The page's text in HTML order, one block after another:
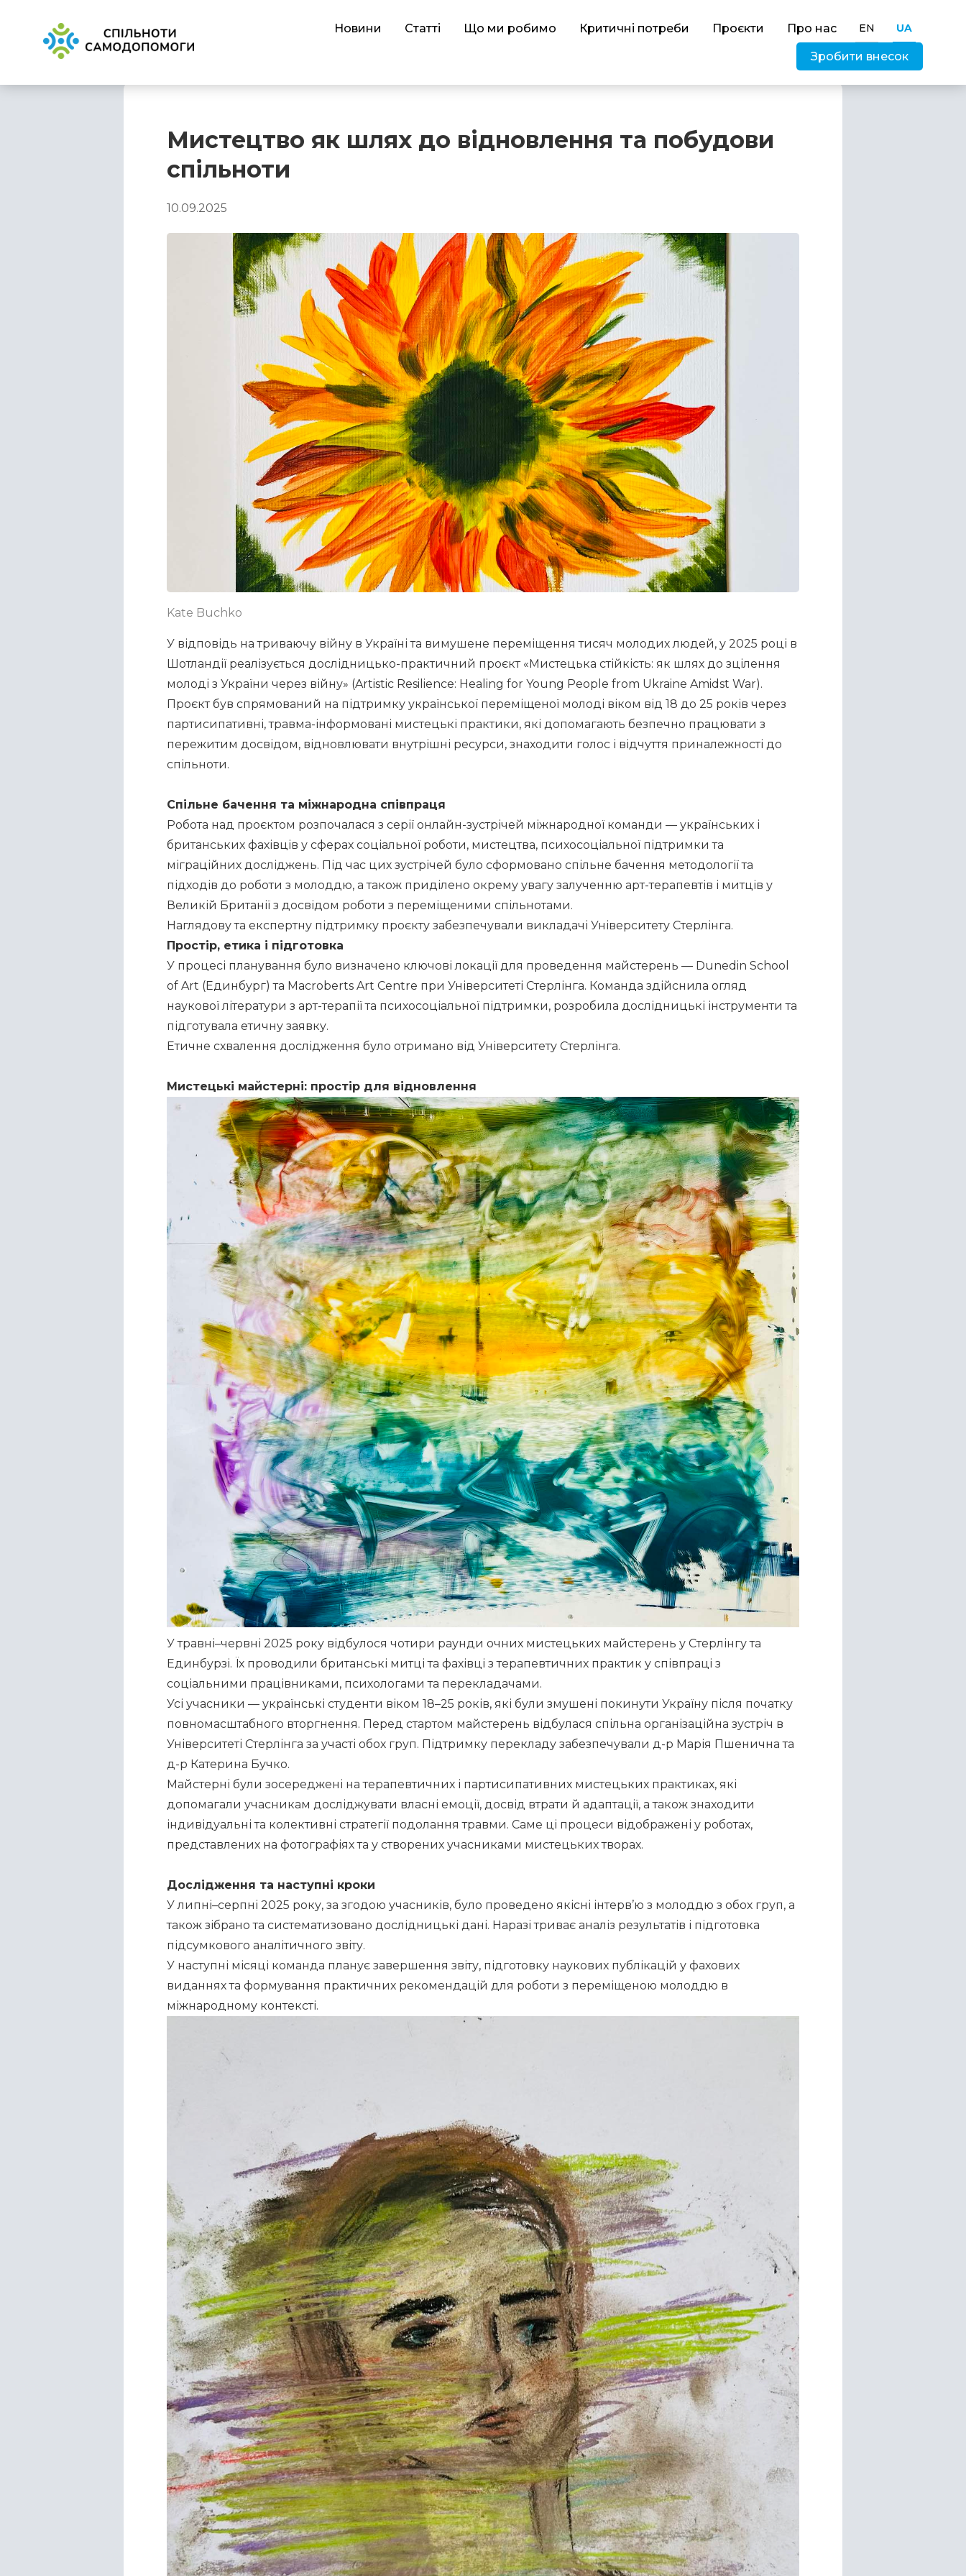
Новини Статті Що ми робимо Критичні потреби Проєкти Про нас EN UA
Зробити внесок
Мистецтво як шлях до відновлення та побудови
спільноти
10.09.2025
Kate Buchko
У відповідь на триваючу війну в Україні та вимушене переміщення тисяч молодих людей, у 2025 році в
Шотландії реалізується дослідницько-практичний проєкт «Мистецька стійкість: як шлях до зцілення
молоді з України через війну» (Artistic Resilience: Healing for Young People from Ukraine Amidst War).
Проєкт був спрямований на підтримку української переміщеної молоді віком від 18 до 25 років через
партисипативні, травма-інформовані мистецькі практики, які допомагають безпечно працювати з
пережитим досвідом, відновлювати внутрішні ресурси, знаходити голос і відчуття приналежності до
спільноти.
Спільне бачення та міжнародна співпраця
Робота над проєктом розпочалася з серії онлайн-зустрічей міжнародної команди — українських і
британських фахівців у сферах соціальної роботи, мистецтва, психосоціальної підтримки та
міграційних досліджень. Під час цих зустрічей було сформовано спільне бачення методології та
підходів до роботи з молоддю, а також приділено окрему увагу залученню арт-терапевтів і митців у
Великій Британії з досвідом роботи з переміщеними спільнотами.
Наглядову та експертну підтримку проєкту забезпечували викладачі Університету Стерлінга.
Простір, етика і підготовка
У процесі планування було визначено ключові локації для проведення майстерень — Dunedin School
of Art (Единбург) та Macroberts Art Centre при Університеті Стерлінга. Команда здійснила огляд
наукової літератури з арт-терапії та психосоціальної підтримки, розробила дослідницькі інструменти та
підготувала етичну заявку.
Етичне схвалення дослідження було отримано від Університету Стерлінга.
Мистецькі майстерні: простір для відновлення
У травні–червні 2025 року відбулося чотири раунди очних мистецьких майстерень у Стерлінгу та
Единбурзі. Їх проводили британські митці та фахівці з терапевтичних практик у співпраці з
соціальними працівниками, психологами та перекладачами.
Усі учасники — українські студенти віком 18–25 років, які були змушені покинути Україну після початку
повномасштабного вторгнення. Перед стартом майстерень відбулася спільна організаційна зустріч в
Університеті Стерлінга за участі обох груп. Підтримку перекладу забезпечували д-р Марія Пшенична та
д-р Катерина Бучко.
Майстерні були зосереджені на терапевтичних і партисипативних мистецьких практиках, які
допомагали учасникам досліджувати власні емоції, досвід втрати й адаптації, а також знаходити
індивідуальні та колективні стратегії подолання травми. Саме ці процеси відображені у роботах,
представлених на фотографіях та у створених учасниками мистецьких творах.
Дослідження та наступні кроки
У липні–серпні 2025 року, за згодою учасників, було проведено якісні інтерв’ю з молоддю з обох груп, а
також зібрано та систематизовано дослідницькі дані. Наразі триває аналіз результатів і підготовка
підсумкового аналітичного звіту.
У наступні місяці команда планує завершення звіту, підготовку наукових публікацій у фахових
виданнях та формування практичних рекомендацій для роботи з переміщеною молоддю в
міжнародному контексті.